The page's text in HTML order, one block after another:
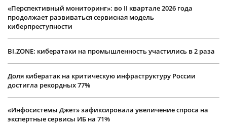
«Перспективный мониторинг»: во II квартале 2026 года
продолжает развиваться сервисная модель
киберпреступности
BI.ZONE: кибератаки на промышленность участились в 2 раза
Доля кибератак на критическую инфраструктуру России
достигла рекордных 77%
«Инфосистемы Джет» зафиксировала увеличение спроса на
экспертные сервисы ИБ на 71%